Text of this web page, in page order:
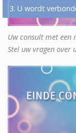
3. U wordt
Uw consult met een
Stel uw vragen over